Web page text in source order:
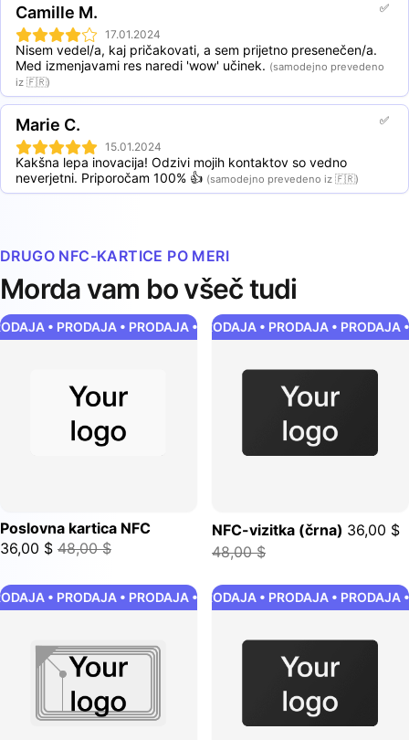
✅
Camille M.
17.01.2024
Nisem vedel/a, kaj pričakovati, a sem prijetno presenečen/a.
Med izmenjavami res naredi 'wow' učinek. (samodejno prevedeno
iz 🇫🇷)
✅
Marie C.
15.01.2024
Kakšna lepa inovacija! Odzivi mojih kontaktov so vedno
neverjetni. Priporočam 100% 👍 (samodejno prevedeno iz 🇫🇷)
DRUGO NFC-KARTICE PO MERI
Morda vam bo všeč tudi
• PRODAJA • PRODAJA • PRODAJA • PRODAJA • PRODAJA
Poslovna kartica NFC
36,00 $ 48,00 $
PRODAJA • PRODAJA • PRODAJA • PRODAJA
NFC-vizitka (črna) 36,00 $
48,00 $
• PRODAJA • PRODAJA • PRODAJA • PRODAJA • PRODAJA
PRODAJA • PRODAJA • PRODAJA • PRODAJA